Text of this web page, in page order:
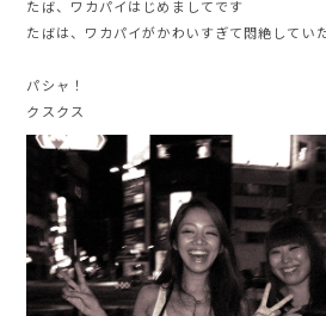
たば、ワカパイはじめましてです
たばは、ワカパイがかわいすぎて悶絶してい
パシャ！
クスクス